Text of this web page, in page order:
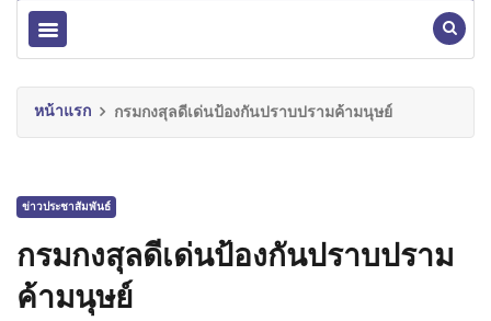
หน้าแรก กรมกงสุลดีเด่นป้องกันปราบปรามค้ามนุษย์
ข่าวประชาสัมพันธ์
กรมกงสุลดีเด่นป้องกันปราบปราม
ค้ามนุษย์